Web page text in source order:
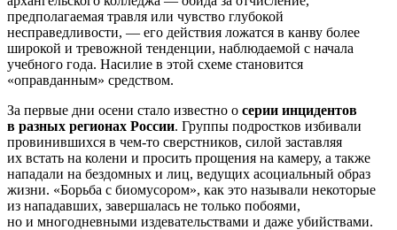
предполагаемая травля или чувство глубокой
несправедливости, — его действия ложатся в канву более
широкой и тревожной тенденции, наблюдаемой с начала
учебного года. Насилие в этой схеме становится
«оправданным» средством.
За первые дни осени стало известно о серии инцидентов
в разных регионах России. Группы подростков избивали
провинившихся в чем-то сверстников, силой заставляя
их встать на колени и просить прощения на камеру, а также
нападали на бездомных и лиц, ведущих асоциальный образ
жизни. «Борьба с биомусором», как это называли некоторые
из нападавших, завершалась не только побоями,
но и многодневными издевательствами и даже убийствами.